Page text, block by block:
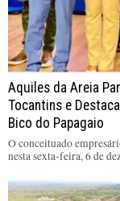
Aquiles da Areia
Tocantins e
Bico do Papagaio
O conceituado
nesta sexta-feira, 6 de